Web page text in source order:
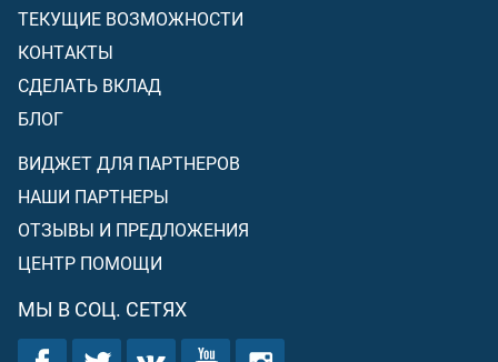
ТЕКУЩИЕ ВОЗМОЖНОСТИ
КОНТАКТЫ
СДЕЛАТЬ ВКЛАД
БЛОГ
ВИДЖЕТ ДЛЯ ПАРТНЕРОВ
НАШИ ПАРТНЕРЫ
ОТЗЫВЫ И ПРЕДЛОЖЕНИЯ
ЦЕНТР ПОМОЩИ
МЫ В СОЦ. СЕТЯХ